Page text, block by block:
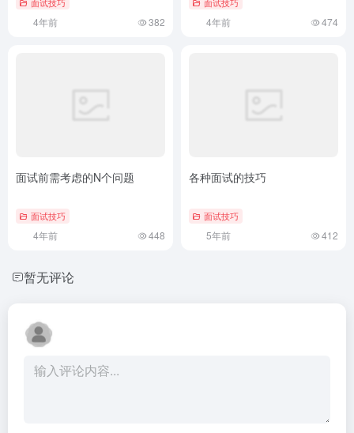
4年前 382 4年前 474
面试前需考虑的N个问题
面试技巧
4年前 448
各种面试的技巧
面试技巧
5年前 412
暂无评论